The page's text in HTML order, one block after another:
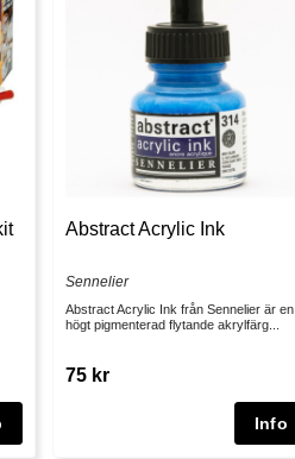
Abstract Acrylic Ink
Sennelier
Abstract Acrylic Ink från Sennelier är en
högt pigmenterad flytande akrylfärg...
75 kr